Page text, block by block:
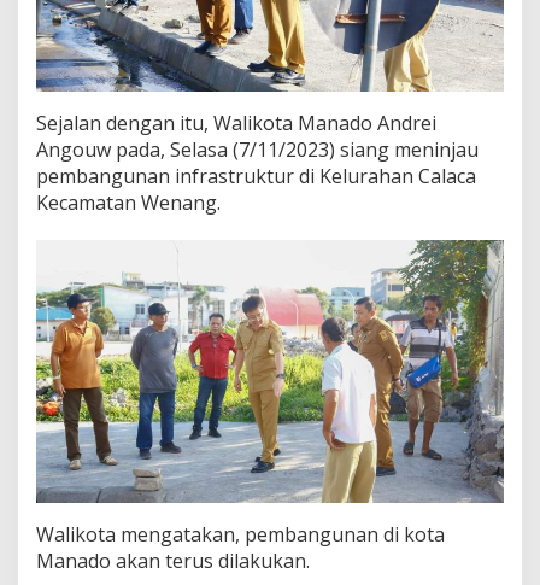
a
s
t
r
u
t
u
r
Sejalan dengan itu, Walikota Manado Andrei
Angouw pada, Selasa (7/11/2023) siang meninjau
pembangunan infrastruktur di Kelurahan Calaca
Kecamatan Wenang.
Walikota mengatakan, pembangunan di kota
Manado akan terus dilakukan.